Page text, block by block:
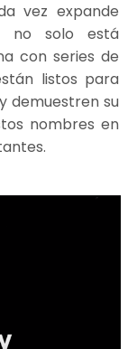
vez expande
no solo está
con series de
listos para
demuestren su
nombres en